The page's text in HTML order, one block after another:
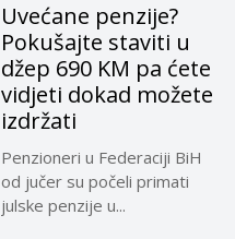
Uvećane penzije?
Pokušajte staviti u
džep 690 KM pa ćete
vidjeti dokad možete
izdržati
Penzioneri u Federaciji BiH
od jučer su počeli primati
julske penzije u...